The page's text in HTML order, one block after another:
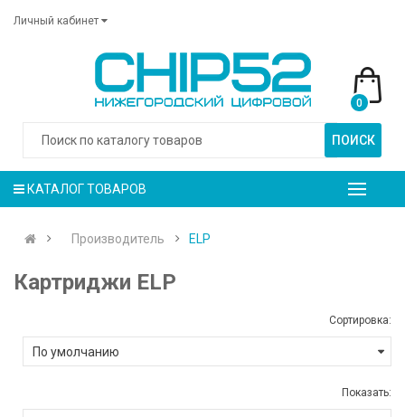
Личный кабинет
ПОИСК
0
КАТАЛОГ ТОВАРОВ
Производитель ELP
Картриджи ELP
Сортировка:
Показать: